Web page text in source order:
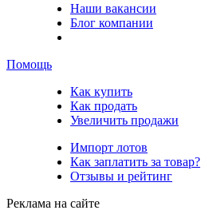
Наши вакансии
Блог компании
Помощь
Как купить
Как продать
Увеличить продажи
Импорт лотов
Как заплатить за товар?
Отзывы и рейтинг
Реклама на сайте